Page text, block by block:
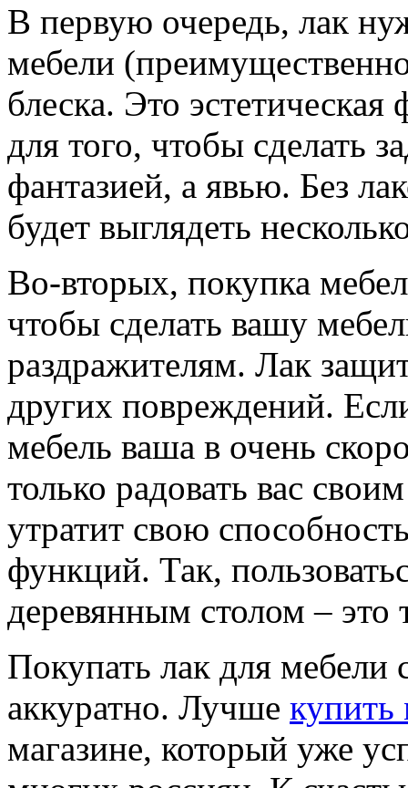
В первую очередь, лак
мебели
блеска. Это
для того, чтобы сделать
фантазией, а явью. Без
будет выглядеть
Во-вторых, покупка
чтобы сделать вашу
раздражителям. Лак
других повреждений.
мебель ваша в очень
только радовать вас
утратит свою
функций. Так,
деревянным столом – это
Покупать лак для мебели
аккуратно. Лучше купить
магазине, который уже